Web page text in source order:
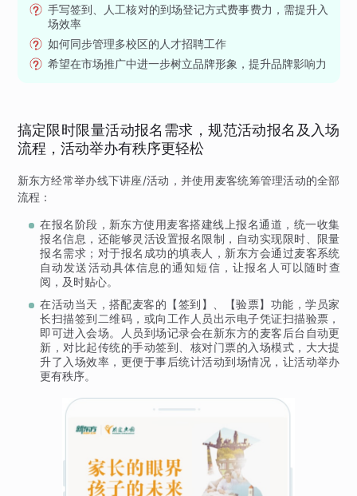
手写签到、人工核对的到场登记方式费事费力，需提升入
场效率
如何同步管理多校区的人才招聘工作
希望在市场推广中进一步树立品牌形象，提升品牌影响力
搞定限时限量活动报名需求，规范活动报名及入场
流程，活动举办有秩序更轻松
新东方经常举办线下讲座/活动，并使用麦客统筹管理活动的全部
流程：
在报名阶段，新东方使用麦客搭建线上报名通道，统一收集
报名信息，还能够灵活设置报名限制，自动实现限时、限量
报名需求；对于报名成功的填表人，新东方会通过麦客系统
自动发送活动具体信息的通知短信，让报名人可以随时查
阅，及时贴心。
在活动当天，搭配麦客的【签到】、【验票】功能，学员家
长扫描签到二维码，或向工作人员出示电子凭证扫描验票，
即可进入会场。人员到场记录会在新东方的麦客后台自动更
新，对比起传统的手动签到、核对门票的入场模式，大大提
升了入场效率，更便于事后统计活动到场情况，让活动举办
更有秩序。